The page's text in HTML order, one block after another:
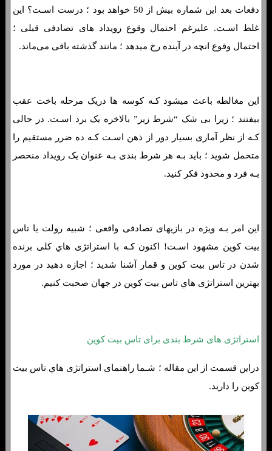
دفعات بعد این شماره بیش از 50 خواهد بود ؛ درست اسـت؟ این
غلط اسـت. علیرغم احتمال وقوع رویداد های تصادفی قبلی ؛
احتمال وقوع انچه در آینده رخ میدهد ؛ مانند گذشته باقی می‌ماند.
این مغالطه باعث میشود کـه کوسه ها دریک مرحله باخت عقب
بیفتند ؛ زیرا بی شک “شرط زیر” بالاخره یک برد اسـت. در حالی
کـه از نظر آماری بسیار دور از ذهن اسـت کـه ده ضرر مستقیم را
متحمل شوید ؛ باید بـه هر شرط بندی بـه عنوان یک رویداد منحصر
بـه فرد و محدود فکر کنید.
این امر بـه ویژه در بازیهای تصادفی واقعی ؛ شبیه رولت یا تاس
بیت کوین مشهود اسـت! اکنون کـه با استراتژی هاي‌ کلی برنده
شدن در تاس بیت کوین و قمار آشنا شدید ؛ اجازه دهید در مورد
بهترین استراتژی هاي‌ تاس بیت کوین در جهان صحبت کنیم.
استراتژی های شرط بندی برای تاس بیت کوین
دراین قسمت از این مقاله ؛ شـما راهنمای استراتژی هاي‌ تاس بیت
کوین را دارید.